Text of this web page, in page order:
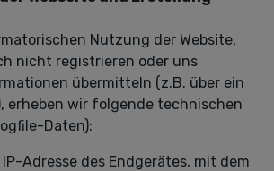
Nutzung der Website,
nicht registrieren oder uns
übermitteln (z.B. über ein
erheben wir folgende technischen
Daten):
Adresse des Endgerätes, mit dem